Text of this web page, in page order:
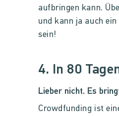
aufbringen kann.
und kann ja auch
sein!
4. In 80
Lieber nicht. Es
Crowdfunding ist